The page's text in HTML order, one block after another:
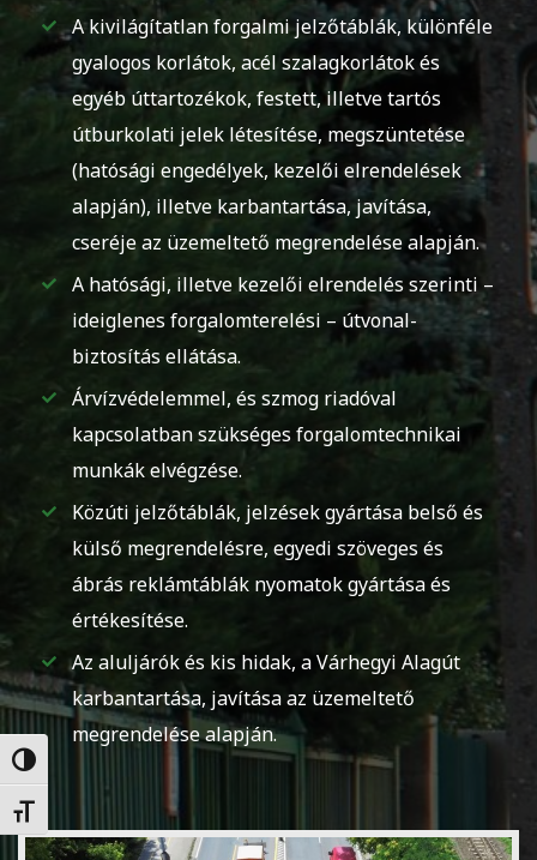
Nagy kontraszt váltása
Betűméret váltása
A kivilágítatlan forgalmi jelzőtáblák, különféle
gyalogos korlátok, acél szalagkorlátok és
egyéb úttartozékok, festett, illetve tartós
útburkolati jelek létesítése, megszüntetése
(hatósági engedélyek, kezelői elrendelések
alapján), illetve karbantartása, javítása,
cseréje az üzemeltető megrendelése alapján.
A hatósági, illetve kezelői elrendelés szerinti –
ideiglenes forgalomterelési – útvonal-
biztosítás ellátása.
Árvízvédelemmel, és szmog riadóval
kapcsolatban szükséges forgalomtechnikai
munkák elvégzése.
Közúti jelzőtáblák, jelzések gyártása belső és
külső megrendelésre, egyedi szöveges és
ábrás reklámtáblák nyomatok gyártása és
értékesítése.
Az aluljárók és kis hidak, a Várhegyi Alagút
karbantartása, javítása az üzemeltető
megrendelése alapján.